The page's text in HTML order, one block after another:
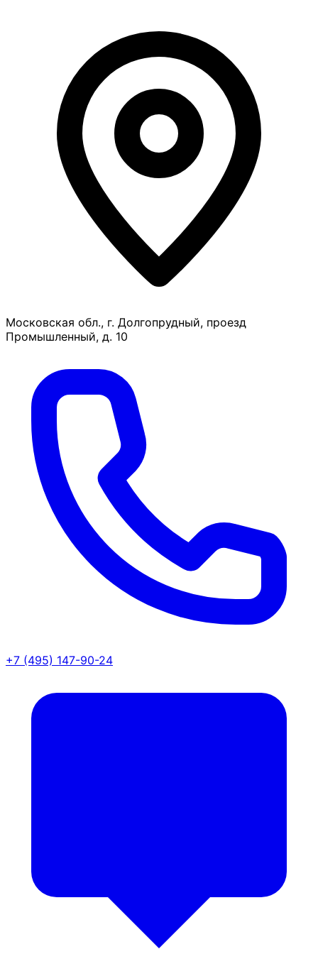
Московская обл., г. Долгопрудный, проезд
Промышленный, д. 10
+7 (495) 147-90-24